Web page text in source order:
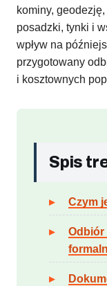
kominy,
posadzki, tynki i
wpływ na
przygotowany
i kosztownych
Spis
Czym
Odbiór